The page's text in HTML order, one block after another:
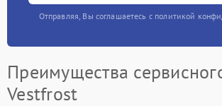
Отправляя, Вы соглашаетесь с политикой
Преимущества
Vestfrost